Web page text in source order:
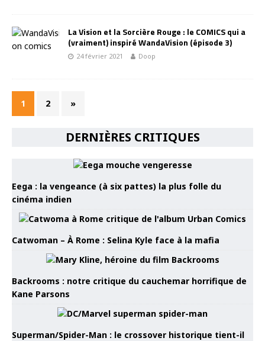
La Vision et la Sorcière Rouge : le COMICS qui a
(vraiment) inspiré WandaVision (épisode 3)
24 février 2021 Doop
1 2 »
DERNIÈRES CRITIQUES
Eega : la vengeance (à six pattes) la plus folle du
cinéma indien
Catwoman – À Rome : Selina Kyle face à la mafia
Backrooms : notre critique du cauchemar horrifique de
Kane Parsons
Superman/Spider-Man : le crossover historique tient-il